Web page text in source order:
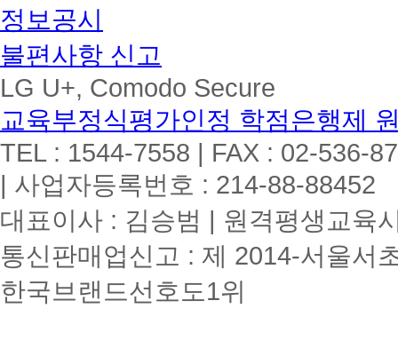
정보공시
불편사항 신고
LG U+, Comodo Secure
교육부정식평가인정 학점은행제
TEL : 1544-7558 | FAX : 02-536-
| 사업자등록번호 : 214-88-88452
대표이사 : 김승범 | 원격평생교육
통신판매업신고 : 제 2014-서울서
한국브랜드선호도1위